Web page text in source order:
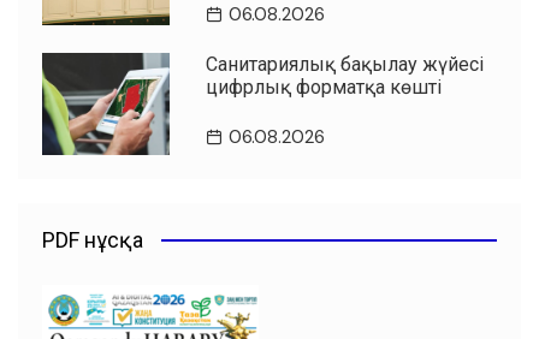
06.08.2026
Санитариялық бақылау жүйесі
цифрлық форматқа көшті
06.08.2026
PDF нұсқа